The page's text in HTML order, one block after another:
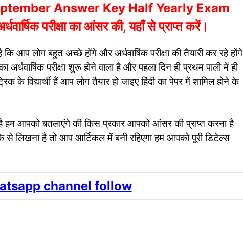
Answer Key Half Yearly Exam
परीक्षा का आंसर की, यहाँ से प्राप्त करें।
आप लोग बहुत अच्छे होंगे और अर्धवार्षिक परीक्षा की तैयारी कर रहे होंगे
परीक्षा शुरू होने वाला है और पहला दिन ही प्रथम पाली में ही
के विद्यार्थी हैं आप लोग तैयार हो जाइए हिंदी का पेपर में शामिल होने के
आपको बतलाएंगे की किस प्रकार आपको आंसर की प्राप्त करना है
लिखना है तो आप आर्टिकल में बनी रहिएगा हम आपको पूरी डिटेल्स
channel follow